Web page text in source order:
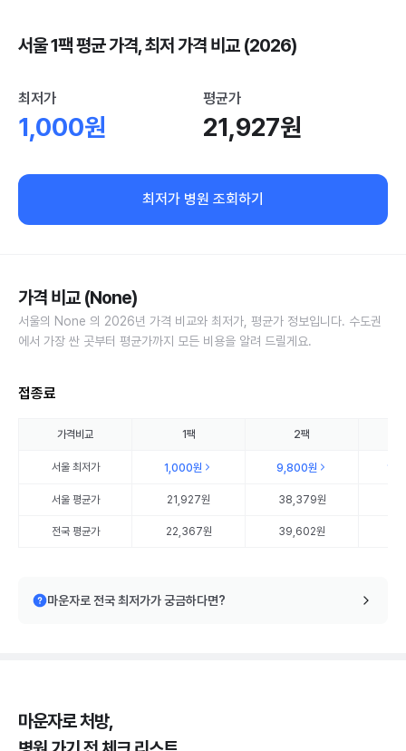
서울 1팩 평균 가격, 최저 가격 비교 (2026)
최저가
1,000원
평균가
21,927원
최저가 병원 조회하기
가격 비교 (None)
서울의 None 의 2026년 가격 비교와 최저가, 평균가 정보입니다. 수도권
에서 가장 싼 곳부터 평균가까지 모든 비용을 알려 드릴게요.
접종료
가격비교 1팩 2팩
서울최저가 1,000원 9,800원
서울평균가 21,927원 38,379원
전국 평균가 22,367원 39,602원
마운자로 전국 최저가가 궁금하다면?
마운자로 처방,